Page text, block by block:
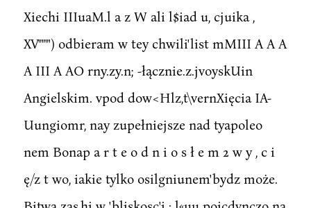
Xiechi IIIuaM.l a z W ali l$iad u, cjuika ,
XV"""') odbieram w tey chwili'list mMIII A A A
A III A AO rny.zy.n; -łącznie.z.jvoyskUin
Angielskim. vpod dow<Hlz,t\vernXięcia IA-
Uungiomr, nay zupełniejsze nad tyapoleo
nem Bonap a r t e o d n i o s ł e m 2 w y , c i
ę/z t wo, iakie tylko osilgniunem'bydz może.